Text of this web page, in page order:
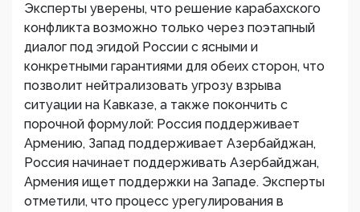
Эксперты уверены, что решение карабахского
конфликта возможно только через поэтапный
диалог под эгидой России с ясными и
конкретными гарантиями для обеих сторон, что
позволит нейтрализовать угрозу взрыва
ситуации на Кавказе, а также покончить с
порочной формулой: Россия поддерживает
Армению, Запад поддерживает Азербайджан,
Россия начинает поддерживать Азербайджан,
Армения ищет поддержки на Западе. Эксперты
отметили, что процесс урегулирования в